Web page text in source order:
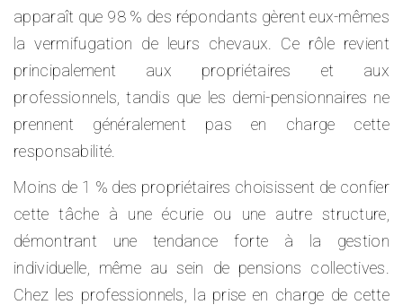
apparaît que 98 % des répondants gèrent eux-mêmes
la vermifugation de leurs chevaux. Ce rôle revient
principalement aux propriétaires et aux
professionnels, tandis que les demi-pensionnaires ne
prennent généralement pas en charge cette
responsabilité.
Moins de 1 % des propriétaires choisissent de confier
cette tâche à une écurie ou une autre structure,
démontrant une tendance forte à la gestion
individuelle, même au sein de pensions collectives.
Chez les professionnels, la prise en charge de cette